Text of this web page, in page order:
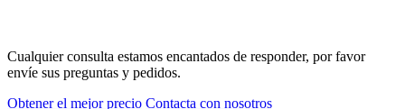
Cualquier consulta estamos encantados de responder, por favor
envíe sus preguntas y pedidos.
Obtener el mejor precio Contacta con nosotros